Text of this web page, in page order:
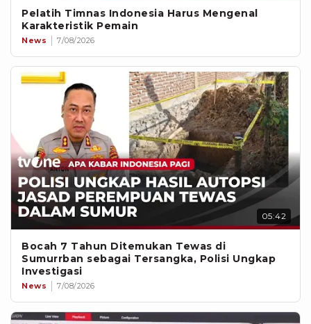
Pelatih Timnas Indonesia Harus Mengenal
Karakteristik Pemain
News 7/08/2026
05:42
Bocah 7 Tahun Ditemukan Tewas di
Sumurrban sebagai Tersangka, Polisi Ungkap
Investigasi
News 7/08/2026